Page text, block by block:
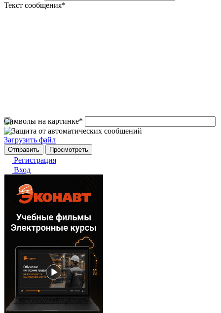
Текст сообщения*
Символы на картинке*
Загрузить файл
Регистрация
Вход